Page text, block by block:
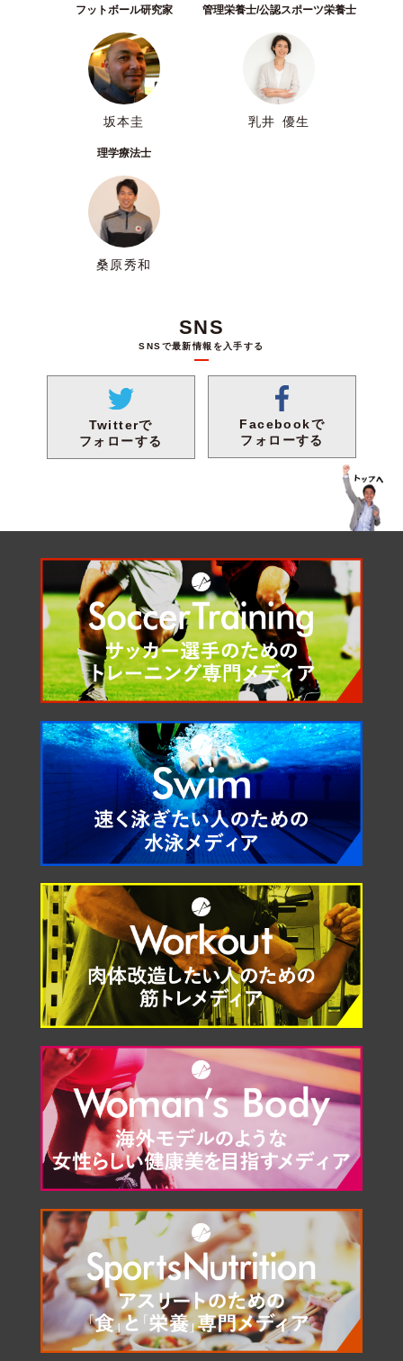
フットボール研究家
坂本圭
管理栄養士/公認スポーツ栄養士
乳井 優生
理学療法士
桑原秀和
SNS
SNSで最新情報を入手する
Twitterで
フォローする
Facebookで
フォローする